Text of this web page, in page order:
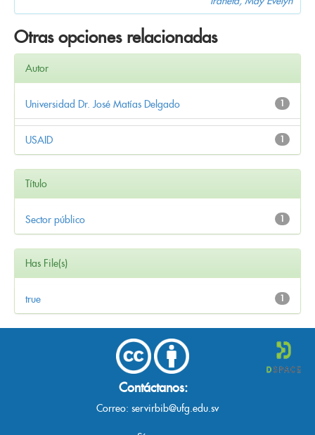
Otras opciones relacionadas
Autor
1
Universidad Dr. José Matías Delgado
1
USAID
Título
1
Sector público
Has File(s)
1
true
Contáctanos:
Correo: servirbib@ufg.edu.sv